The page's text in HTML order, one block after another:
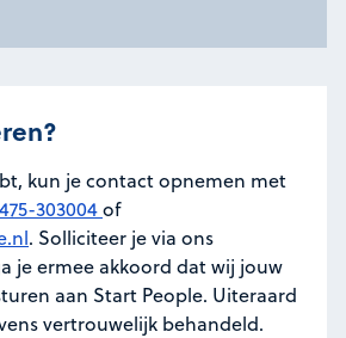
kun je contact opnemen met
303004of
. Solliciteer je via ons
je ermee akkoord dat wij jouw
aan Start People. Uiteraard
vertrouwelijk behandeld.